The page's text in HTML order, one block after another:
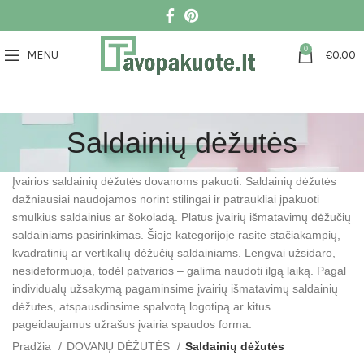
MENU 0 €0.00
Saldainių dėžutės
Įvairios saldainių dėžutės dovanoms pakuoti. Saldainių dėžutės
dažniausiai naudojamos norint stilingai ir patraukliai įpakuoti
smulkius saldainius ar šokoladą. Platus įvairių išmatavimų dėžučių
saldainiams pasirinkimas. Šioje kategorijoje rasite stačiakampių,
kvadratinių ar vertikalių dėžučių saldainiams. Lengvai užsidaro,
nesideformuoja, todėl patvarios – galima naudoti ilgą laiką. Pagal
individualų užsakymą pagaminsime įvairių išmatavimų saldainių
dėžutes, atspausdinsime spalvotą logotipą ar kitus
pageidaujamus užrašus įvairia spaudos forma.
Pradžia
DOVANŲ DĖŽUTĖS Saldainių dėžutės